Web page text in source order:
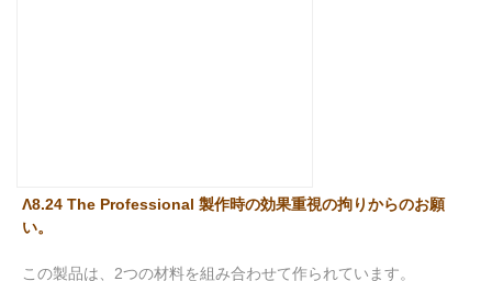
Λ8.24 The Professional 製作時の効果重視の拘りからのお願
い。
この製品は、2つの材料を組み合わせて作られています。